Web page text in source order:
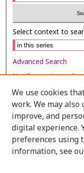
Select context to
Advanced Search
Notify me via email
Browse
Collections
Disciplines
Authors
We use cookies
work. We may also
improve, and
digital experience.
preferences using
information, see